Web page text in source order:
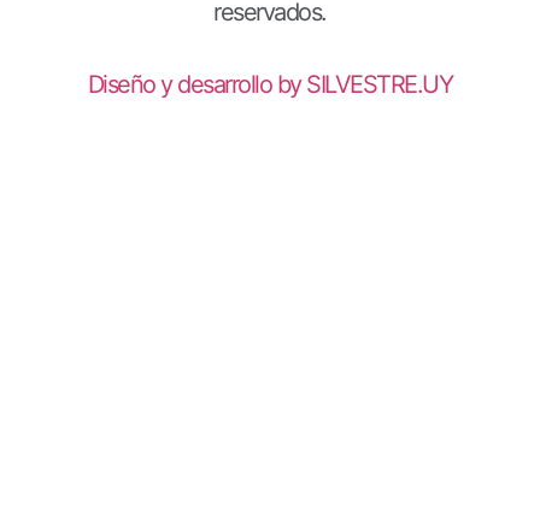
reservados.
Diseño y desarrollo by SILVESTRE.UY